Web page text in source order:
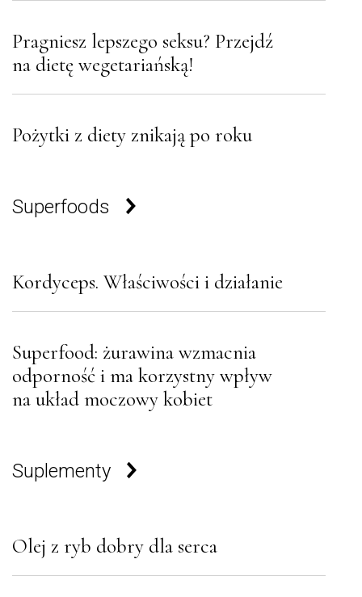
Pragniesz lepszego seksu? Przejdź
na dietę wegetariańską!
Pożytki z diety znikają po roku
Superfoods
Kordyceps. Właściwości i działanie
Superfood: żurawina wzmacnia
odporność i ma korzystny wpływ
na układ moczowy kobiet
Suplementy
Olej z ryb dobry dla serca